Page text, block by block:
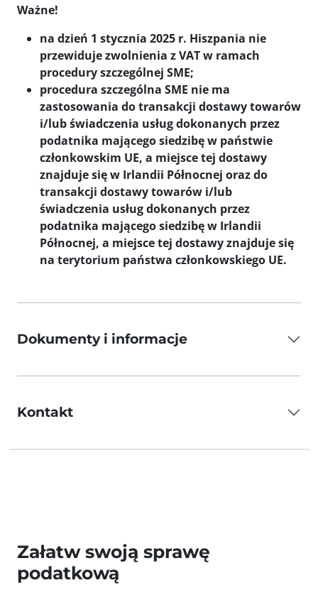
Ważne!
na dzień 1 stycznia 2025 r. Hiszpania nie
przewiduje zwolnienia z VAT w ramach
procedury szczególnej SME;
procedura szczególna SME nie ma
zastosowania do transakcji dostawy towarów
i/lub świadczenia usług dokonanych przez
podatnika mającego siedzibę w państwie
członkowskim UE, a miejsce tej dostawy
znajduje się w Irlandii Północnej oraz do
transakcji dostawy towarów i/lub
świadczenia usług dokonanych przez
podatnika mającego siedzibę w Irlandii
Północnej, a miejsce tej dostawy znajduje się
na terytorium państwa członkowskiego UE.
Dokumenty i informacje
Kontakt
Załatw swoją sprawę
podatkową